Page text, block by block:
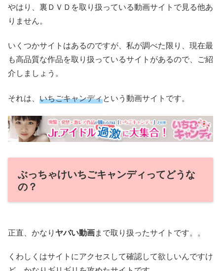
やはり、裏ＤＶＤを取り扱っている動画サイトで見る他あ
りません。
いくつかサイトはあるのですが、私が調べた限り、現在最
も高品質な作品を取り扱っているサイトがあるので、ご紹
介しましょう。
それは、 いちごキャンディという動画サイトです。
ぶっちゃけいちごキャンディってどうな
の？
正直、かなり ヤバい動画まで取り扱ったサイトです。。
くわしくはサイトにアクセスして確認して欲しいんですけ